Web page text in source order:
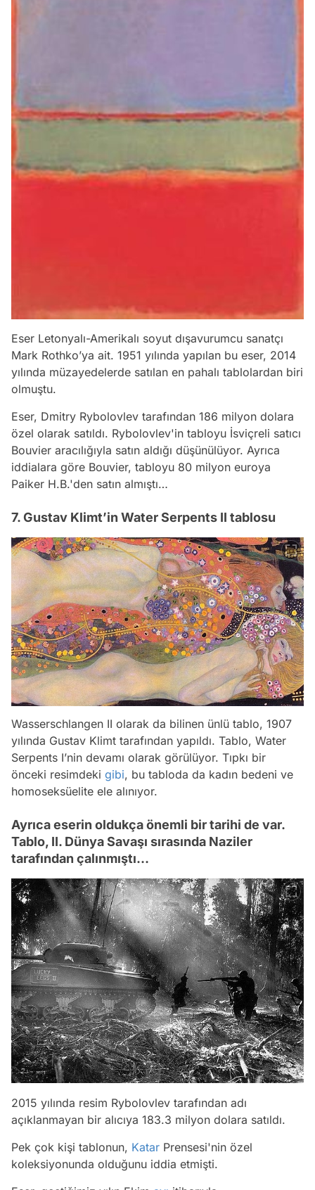
Eser Letonyalı-Amerikalı soyut dışavurumcu sanatçı
Mark Rothko’ya ait. 1951 yılında yapılan bu eser, 2014
yılında müzayedelerde satılan en pahalı tablolardan biri
olmuştu.
Eser, Dmitry Rybolovlev tarafından 186 milyon dolara
özel olarak satıldı. Rybolovlev'in tabloyu İsviçreli satıcı
Bouvier aracılığıyla satın aldığı düşünülüyor. Ayrıca
iddialara göre Bouvier, tabloyu 80 milyon euroya
Paiker H.B.'den satın almıştı…
7. Gustav Klimt’in Water Serpents II tablosu
Wasserschlangen II olarak da bilinen ünlü tablo, 1907
yılında Gustav Klimt tarafından yapıldı. Tablo, Water
Serpents I’nin devamı olarak görülüyor. Tıpkı bir
önceki resimdeki gibi, bu tabloda da kadın bedeni ve
homoseksüelite ele alınıyor.
Ayrıca eserin oldukça önemli bir tarihi de var.
Tablo, II. Dünya Savaşı sırasında Naziler
tarafından çalınmıştı…
2015 yılında resim Rybolovlev tarafından adı
açıklanmayan bir alıcıya 183.3 milyon dolara satıldı.
Pek çok kişi tablonun, Katar Prensesi'nin özel
koleksiyonunda olduğunu iddia etmişti.